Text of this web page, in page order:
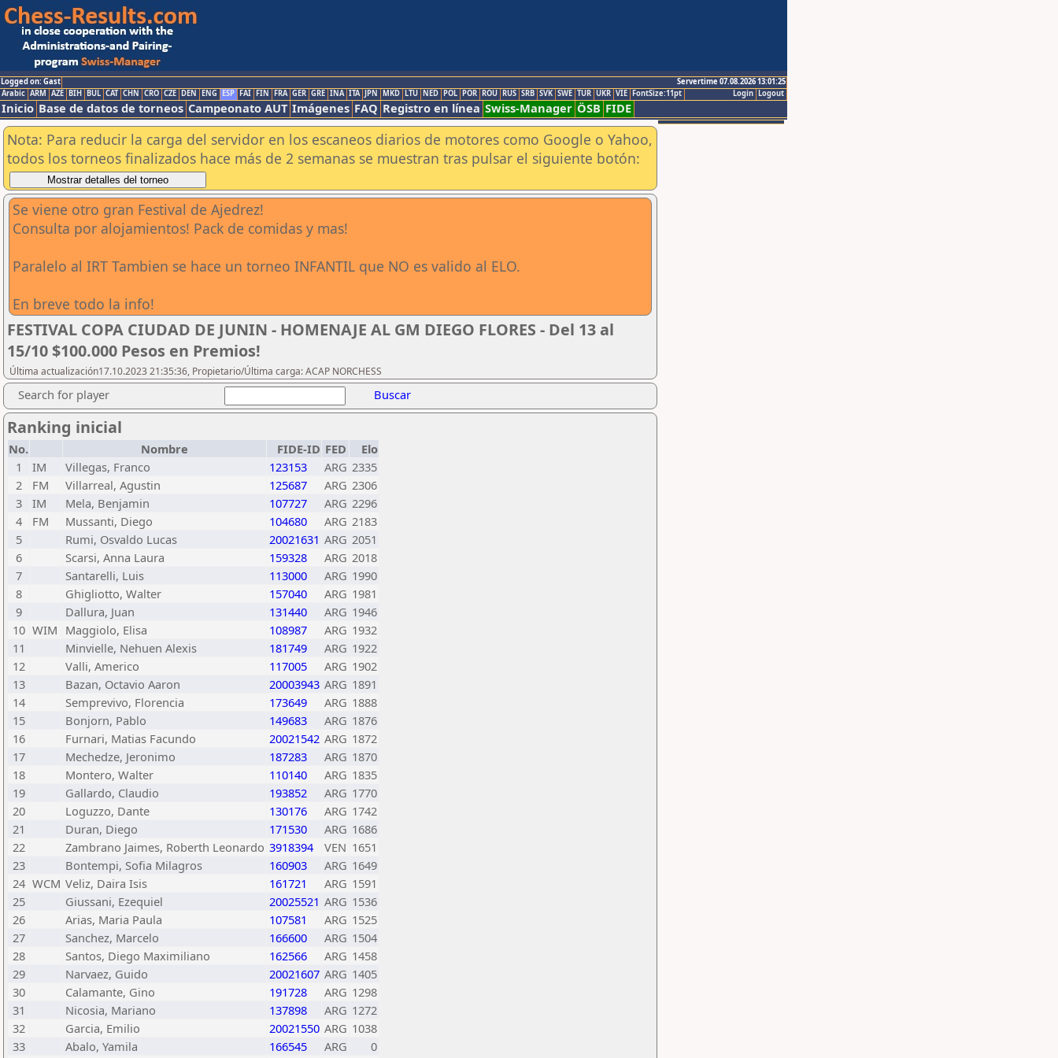
Logged on: Gast
Servertime 07.08.2026 13:01:25
Logout
Login
Arabic ARM AZE BIH BUL CAT CHN CRO CZE DEN ENG ESP FAI FIN FRA GER GRE INA ITA JPN MKD LTU NED POL POR ROU RUS SRB SVK SWE TUR UKR VIE FontSize:11pt
Inicio Base de datos de torneos Campeonato AUT Imágenes FAQ Registro en línea Swiss-Manager ÖSB FIDE
Nota: Para reducir la carga del servidor en los escaneos diarios de motores como Google o Yahoo,
todos los torneos finalizados hace más de 2 semanas se muestran tras pulsar el siguiente botón:
Se viene otro gran Festival de Ajedrez!
Consulta por alojamientos! Pack de comidas y mas!
Paralelo al IRT Tambien se hace un torneo INFANTIL que NO es valido al ELO.
En breve todo la info!
FESTIVAL COPA CIUDAD DE JUNIN - HOMENAJE AL GM DIEGO FLORES - Del 13 al
15/10 $100.000 Pesos en Premios!
Última actualización17.10.2023 21:35:36, Propietario/Última carga: ACAP NORCHESS
Search for player Buscar
Ranking inicial
No. Nombre FIDE-ID FED
Elo
1
IM Villegas, Franco 123153 ARG 2335
2
FM Villarreal, Agustin 125687 ARG 2306
3
IM Mela, Benjamin 107727 ARG 2296
4
FM Mussanti, Diego 104680 ARG 2183
5
Rumi, Osvaldo Lucas 20021631 ARG 2051
6
Scarsi, Anna Laura 159328 ARG 2018
7
Santarelli, Luis 113000 ARG 1990
8
Ghigliotto, Walter 157040 ARG 1981
9
Dallura, Juan 131440 ARG 1946
10 WIM Maggiolo, Elisa 108987 ARG 1932
11
Minvielle, Nehuen Alexis 181749 ARG 1922
12
Valli, Americo 117005 ARG 1902
13
Bazan, Octavio Aaron 20003943 ARG 1891
14
Semprevivo, Florencia 173649 ARG 1888
15
Bonjorn, Pablo 149683 ARG 1876
16
Furnari, Matias Facundo 20021542 ARG 1872
17
Mechedze, Jeronimo 187283 ARG 1870
18
Montero, Walter 110140 ARG 1835
19
Gallardo, Claudio 193852 ARG 1770
20
Loguzzo, Dante 130176 ARG 1742
21
Duran, Diego 171530 ARG 1686
22
Zambrano Jaimes, Roberth Leonardo 3918394 VEN 1651
23
Bontempi, Sofia Milagros 160903 ARG 1649
24 WCM Veliz, Daira Isis 161721 ARG 1591
25
Giussani, Ezequiel 20025521 ARG 1536
26
Arias, Maria Paula 107581 ARG 1525
27
Sanchez, Marcelo 166600 ARG 1504
28
Santos, Diego Maximiliano 162566 ARG 1458
29
Narvaez, Guido 20021607 ARG 1405
30
Calamante, Gino 191728 ARG 1298
31
Nicosia, Mariano 137898 ARG 1272
32
Garcia, Emilio 20021550 ARG 1038
33
Abalo, Yamila 166545 ARG
0